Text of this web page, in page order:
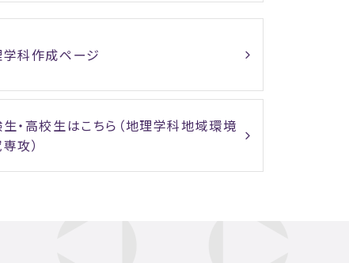
科作成ページ
・高校生はこちら（地理学科地域環境
攻）